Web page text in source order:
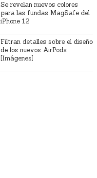
Se revelan nuevos colores
para las fundas MagSafe del
iPhone 12
Filtran detalles sobre el diseño
de los nuevos AirPods
[Imágenes]